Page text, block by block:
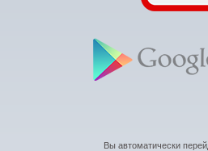
Вы автоматически